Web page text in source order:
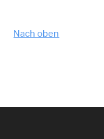
Nach oben